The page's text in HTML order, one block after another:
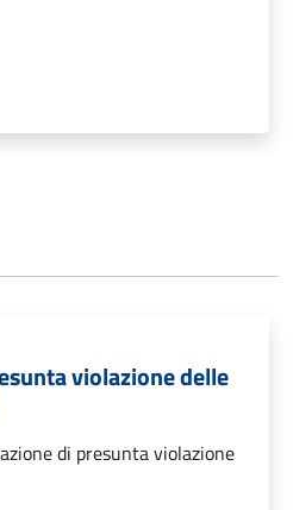
violazione delle
di presunta violazione